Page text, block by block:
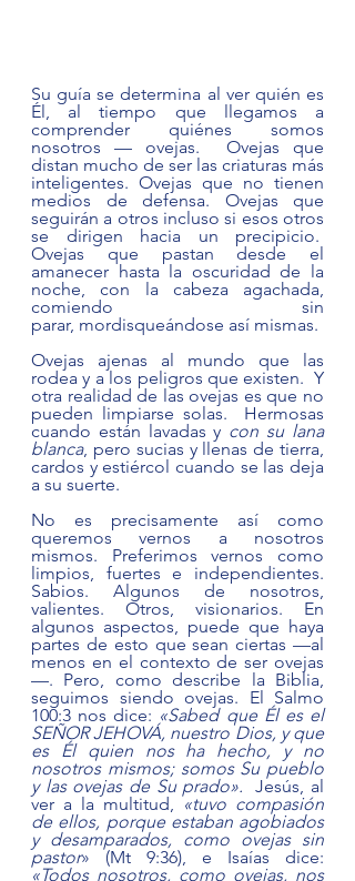
Su guía se determina al ver quién es
Él, al tiempo que llegamos a
comprender quiénes somos
nosotros — ovejas.  Ovejas que
distan mucho de ser las criaturas más
inteligentes. Ovejas que no tienen
medios de defensa. Ovejas que
seguirán a otros incluso si esos otros
se dirigen hacia un precipicio.
Ovejas que pastan desde el
amanecer hasta la oscuridad de la
noche, con la cabeza agachada,
comiendo sin
parar, mordisqueándose así mismas.
Ovejas ajenas al mundo que las
rodea y a los peligros que existen.  Y
otra realidad de las ovejas es que no
pueden limpiarse solas.  Hermosas
cuando están lavadas y con su lana
blanca, pero sucias y llenas de tierra,
cardos y estiércol cuando se las deja
a su suerte.
No es precisamente así como
queremos vernos a nosotros
mismos. Preferimos vernos como
limpios, fuertes e independientes.
Sabios. Algunos de nosotros,
valientes. Otros, visionarios. En
algunos aspectos, puede que haya
partes de esto que sean ciertas —al
menos en el contexto de ser ovejas
—. Pero, como describe la Biblia,
seguimos siendo ovejas. El Salmo
100:3 nos dice: «Sabed que Él es el
SEÑOR JEHOVÁ, nuestro Dios, y que
es Él quien nos ha hecho, y no
nosotros mismos; somos Su pueblo
y las ovejas de Su prado». Jesús, al
ver a la multitud, «tuvo compasión
de ellos, porque estaban agobiados
y desamparados, como ovejas sin
pastor
«Todos nosotros, como ovejas, nos